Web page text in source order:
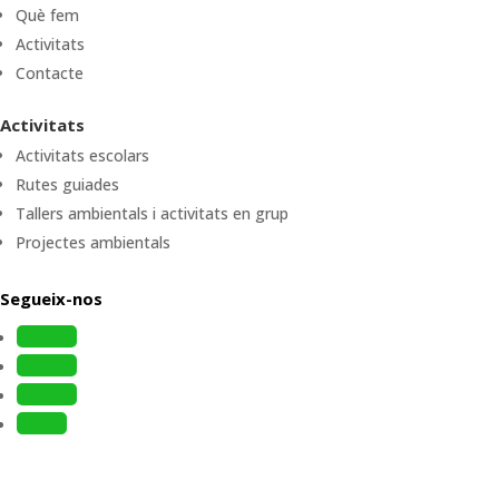
Què fem
Activitats
Contacte
Activitats
Activitats escolars
Rutes guiades
Tallers ambientals i activitats en grup
Projectes ambientals
Segueix-nos
Follow
Follow
Follow
Follow